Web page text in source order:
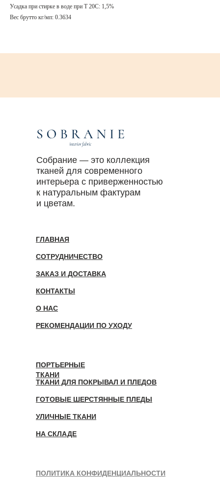
Усадка при стирке в воде при T 20С: 1,5%
Вес брутто кг/мп: 0.3634
Собрание — это коллекция
тканей для современного
интерьера с приверженностью
к натуральным фактурам
и цветам.
ГЛАВНАЯ
СОТРУДНИЧЕСТВО
ЗАКАЗ И ДОСТАВКА
КОНТАКТЫ
О НАС
ПОЛИТИКА КОНФИДЕНЦИАЛЬНОСТИ
ПОРТЬЕРНЫЕ
ТКАНИ
ТКАНИ ДЛЯ ПОКРЫВАЛ И ПЛЕДОВ
ГОТОВЫЕ ШЕРСТЯННЫЕ ПЛЕДЫ
УЛИЧНЫЕ ТКАНИ
НА СКЛАДЕ
РЕКОМЕНДАЦИИ ПО УХОДУ